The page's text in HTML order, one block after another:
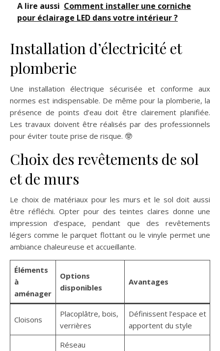
A lire aussi Comment installer une corniche
pour éclairage LED dans votre intérieur ?
Installation d’électricité et
plomberie
Une installation électrique sécurisée et conforme aux
normes est indispensable. De même pour la plomberie, la
présence de points d’eau doit être clairement planifiée.
Les travaux doivent être réalisés par des professionnels
pour éviter toute prise de risque. 🤓
Choix des revêtements de sol
et de murs
Le choix de matériaux pour les murs et le sol doit aussi
être réfléchi. Opter pour des teintes claires donne une
impression d’espace, pendant que des revêtements
légers comme le parquet flottant ou le vinyle permet une
ambiance chaleureuse et accueillante.
Éléments
à
aménager
Options
disponibles
Avantages
Cloisons
Placoplâtre, bois,
verrières
Définissent l’espace et
apportent du style
Réseau